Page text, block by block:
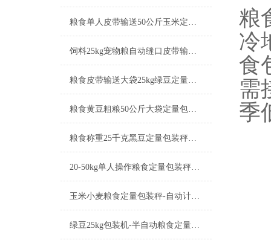
粮食单人皮带输送50公斤玉米定量包装秤产品简介
饲料25kg宠物粮自动缝口皮带输送定量包装秤厂家
粮食皮带输送大袋25kg绿豆定量包装秤工厂生产
粮食黄豆粗粮50公斤大袋定量包装秤产品简介
粮食称重25千克黑豆定量包装秤工厂生产
20-50kg单人操作粮食定量包装秤产品简介
玉米小麦粮食定量包装秤-自动计量称重一体机厂家
绿豆25kg包装机-半自动粮食定量包装秤产品简介
粮
冷
食
需
季